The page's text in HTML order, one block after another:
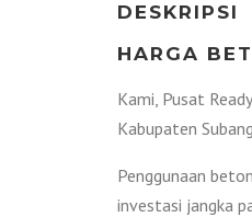
DESKRIPSI
HARGA
Kami, Pusat
Kabupaten
Penggunaan
investasi jangka